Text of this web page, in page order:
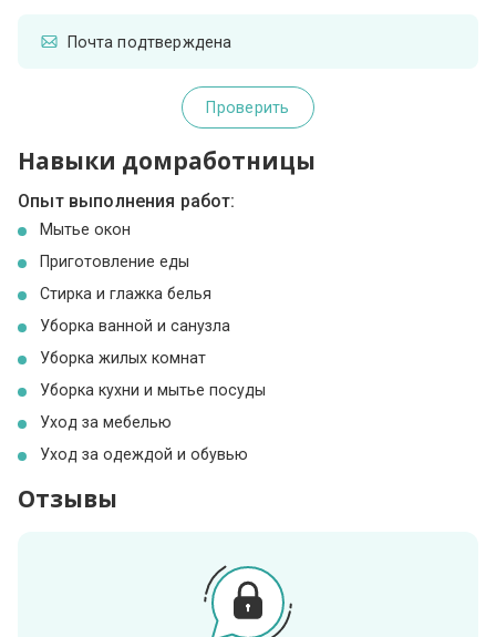
Почта подтверждена
Проверить
Навыки домработницы
Опыт выполнения работ:
Мытье окон
Приготовление еды
Стирка и глажка белья
Уборка ванной и санузла
Уборка жилых комнат
Уборка кухни и мытье посуды
Уход за мебелью
Уход за одеждой и обувью
Отзывы